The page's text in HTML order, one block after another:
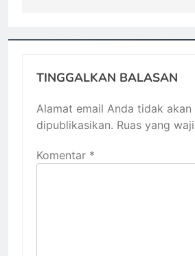
TINGGALKAN BALASAN
Alamat email Anda tidak akan
dipublikasikan. Ruas yang
Komentar *